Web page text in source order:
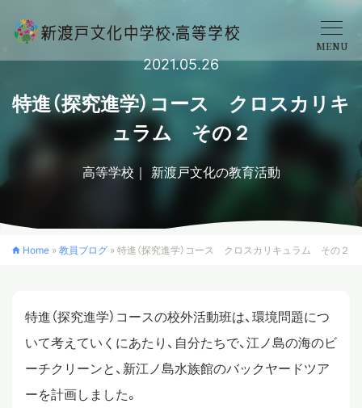
学校概要
中学校
クロスカリキュラム
スタディツアー
MENU
2021.05.26
特進（探究進学）コース クロスカリキ
ュラム その２
高等学校 新渡戸文化の教育活動
Home » 教員ブログ » 特進（探究進学）コース クロスカリキュラム その２
特進（探究進学）コースの校外活動班は、環境問題につ
いて考えていくにあたり、自分たちで、江ノ島の海のビ
ーチクリーンと、新江ノ島水族館のバックヤードツア
ーを計画しました。